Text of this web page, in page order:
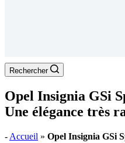
Rechercher
Opel Insignia GSi
Une élégance très
- Accueil » Opel Insignia GSi